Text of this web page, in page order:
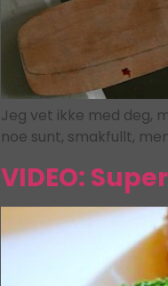
Jeg vet ikke med deg,
noe sunt, smakfullt,
VIDEO: